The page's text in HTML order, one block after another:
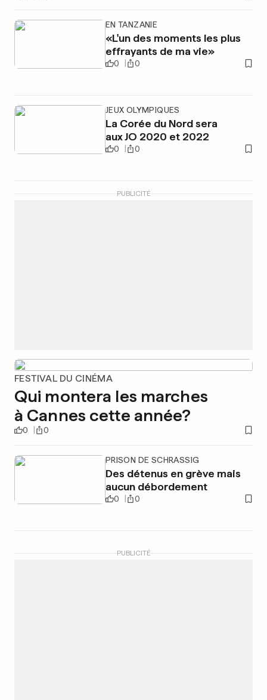
EN TANZANIE
«L'un des moments les plus
effrayants de ma vie»
0 0
JEUX OLYMPIQUES
La Corée du Nord sera
aux JO 2020 et 2022
0 0
PUBLICITÉ
FESTIVAL DU CINÉMA
Qui montera les marches
à Cannes cette année?
0 0
PRISON DE SCHRASSIG
Des détenus en grève mais
aucun débordement
0 0
PUBLICITÉ